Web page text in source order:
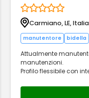
Carmiano, LE, Italia
manutentore bidella
Attualmente
manutenzioni.
Profilo flessibile con